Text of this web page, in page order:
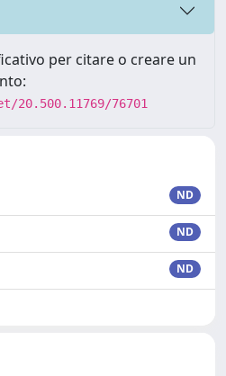
per citare o creare un
76701
ND
ND
ND